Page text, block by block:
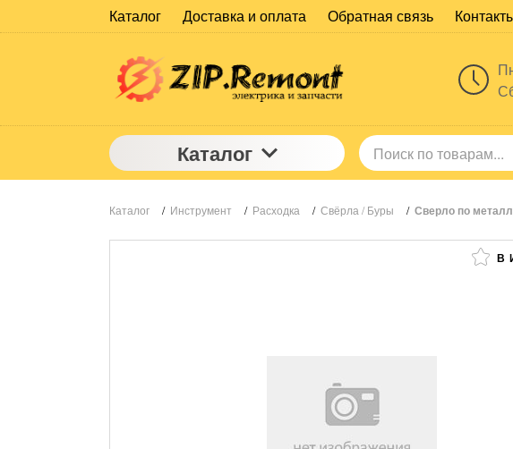
Каталог Доставка и оплата Обратная связь
Каталог
Каталог / Инструмент / Расходка / Свёрла / Буры / Сверло по
В